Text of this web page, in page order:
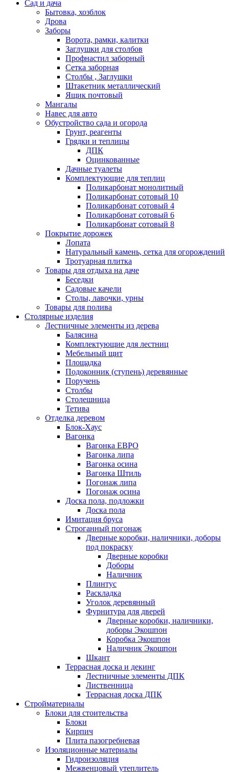
Сад и дача
Бытовка, хозблок
Дрова
Заборы
Ворота, рамки, калитки
Заглушки для столбов
Профнастил заборный
Сетка заборная
Столбы , Заглушки
Штакетник металлический
Ящик почтовый
Мангалы
Навес для авто
Обустройство сада и огорода
Грунт, реагенты
Грядки и теплицы
ДПК
Оцинкованные
Дачные туалеты
Комплектующие для теплиц
Поликарбонат монолитный
Поликарбонат сотовый 10
Поликарбонат сотовый 4
Поликарбонат сотовый 6
Поликарбонат сотовый 8
Покрытие дорожек
Лопата
Натуральный камень, сетка для огорождений
Тротуарная плитка
Товары для отдыха на даче
Беседки
Садовые качели
Столы, лавочки, урны
Товары для полива
Столярные изделия
Лестничные элементы из дерева
Балясина
Комплектующие для лестниц
Мебельный щит
Площадка
Подоконник (ступень) деревянные
Поручень
Столбы
Столешница
Тетива
Отделка деревом
Блок-Хаус
Вагонка
Вагонка ЕВРО
Вагонка липа
Вагонка осина
Вагонка Штиль
Погонаж липа
Погонаж осина
Доска пола, подложки
Доска пола
Имитация бруса
Строганный погонаж
Дверные коробки, наличники, доборы
под покраску
Дверные коробки
Доборы
Наличник
Плинтус
Раскладка
Уголок деревянный
Фурнитура для дверей
Дверные коробки, наличники,
доборы Экошпон
Коробка Экошпон
Наличник Экошпон
Шкант
Террасная доска и декинг
Лестничные элементы ДПК
Лиственница
Террасная доска ДПК
Стройматериалы
Блоки для стоительства
Блоки
Кирпич
Плита пазогребневая
Изоляционные материалы
Гидроизоляция
Межвенцовый утеплитель